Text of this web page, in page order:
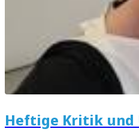
Heftige Kritik und